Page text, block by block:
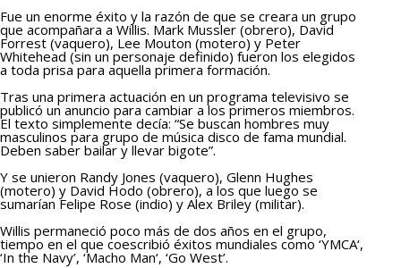
Fue un enorme éxito y la razón de que se creara un grupo
que acompañara a Willis. Mark Mussler (obrero), David
Forrest (vaquero), Lee Mouton (motero) y Peter
Whitehead (sin un personaje definido) fueron los elegidos
a toda prisa para aquella primera formación.
Tras una primera actuación en un programa televisivo se
publicó un anuncio para cambiar a los primeros miembros.
El texto simplemente decía: “Se buscan hombres muy
masculinos para grupo de música disco de fama mundial.
Deben saber bailar y llevar bigote”.
Y se unieron Randy Jones (vaquero), Glenn Hughes
(motero) y David Hodo (obrero), a los que luego se
sumarían Felipe Rose (indio) y Alex Briley (militar).
Willis permaneció poco más de dos años en el grupo,
tiempo en el que coescribió éxitos mundiales como ‘YMCA‘,
‘In the Navy’, ‘Macho Man‘, ‘Go West’.